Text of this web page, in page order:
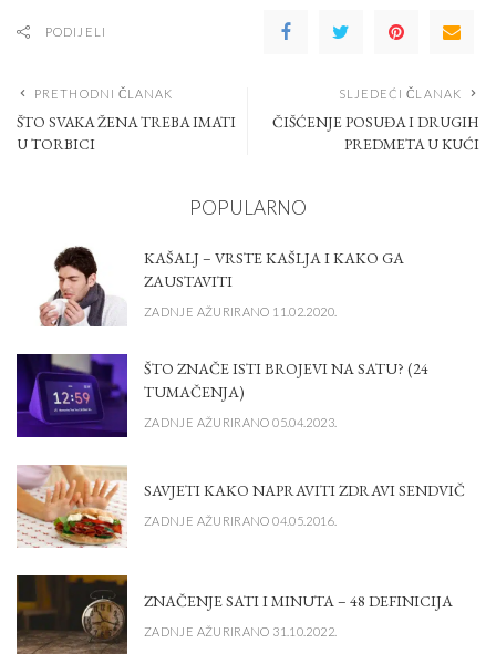
PODIJELI
PRETHODNI ČLANAK
ŠTO SVAKA ŽENA TREBA IMATI
U TORBICI
SLJEDEĆI ČLANAK
ČIŠĆENJE POSUĐA I DRUGIH
PREDMETA U KUĆI
POPULARNO
KAŠALJ – VRSTE KAŠLJA I KAKO GA
ZAUSTAVITI
ZADNJE AŽURIRANO 11.02.2020.
ŠTO ZNAČE ISTI BROJEVI NA SATU? (24
TUMAČENJA)
ZADNJE AŽURIRANO 05.04.2023.
SAVJETI KAKO NAPRAVITI ZDRAVI SENDVIČ
ZADNJE AŽURIRANO 04.05.2016.
ZNAČENJE SATI I MINUTA – 48 DEFINICIJA
ZADNJE AŽURIRANO 31.10.2022.